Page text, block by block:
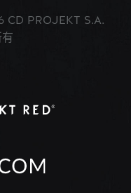
CD PROJEKT S.A.